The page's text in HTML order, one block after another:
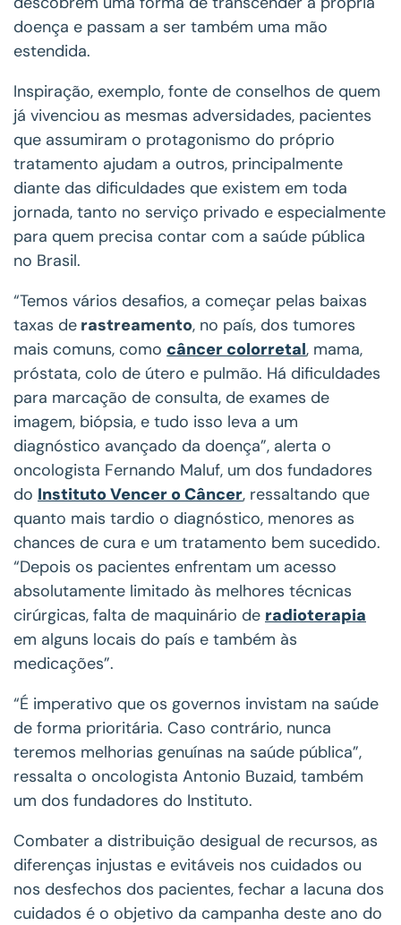
doença e passam a ser também uma mão
estendida.
Inspiração, exemplo, fonte de conselhos de quem
já vivenciou as mesmas adversidades, pacientes
que assumiram o protagonismo do próprio
tratamento ajudam a outros, principalmente
diante das dificuldades que existem em toda
jornada, tanto no serviço privado e especialmente
para quem precisa contar com a saúde pública
no Brasil.
“Temos vários desafios, a começar pelas baixas
taxas de rastreamento, no país, dos tumores
mais comuns, como câncer colorretal, mama,
próstata, colo de útero e pulmão. Há dificuldades
para marcação de consulta, de exames de
imagem, biópsia, e tudo isso leva a um
diagnóstico avançado da doença”, alerta o
oncologista Fernando Maluf, um dos fundadores
do Instituto Vencer o Câncer, ressaltando que
quanto mais tardio o diagnóstico, menores as
chances de cura e um tratamento bem sucedido.
“Depois os pacientes enfrentam um acesso
absolutamente limitado às melhores técnicas
cirúrgicas, falta de maquinário de radioterapia
em alguns locais do país e também às
medicações”.
“É imperativo que os governos invistam na saúde
de forma prioritária. Caso contrário, nunca
teremos melhorias genuínas na saúde pública”,
ressalta o oncologista Antonio Buzaid, também
um dos fundadores do Instituto.
Combater a distribuição desigual de recursos, as
diferenças injustas e evitáveis nos cuidados ou
nos desfechos dos pacientes, fechar a lacuna dos
cuidados é o objetivo da campanha deste ano do